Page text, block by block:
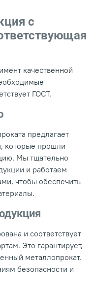
с
качественной
ГОСТ.
предлагает
которые прошли
Мы тщательно
и работаем
чтобы обеспечить
и соответствует
Это гарантирует,
металлопрокат,
безопасности и